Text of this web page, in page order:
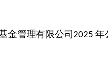
金管理有限公司 2025 年